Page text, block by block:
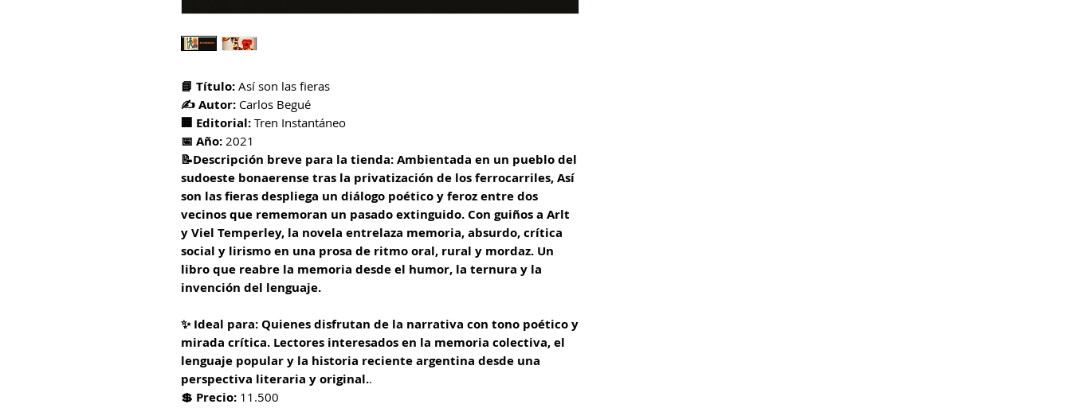
📘 Título: Así son las fieras
✍ Autor: Carlos Begué
🏢 Editorial: Tren Instantáneo
📅 Año: 2021
📝Descripción breve para la tienda: Ambientada en un pueblo del
sudoeste bonaerense tras la privatización de los ferrocarriles, Así
son las fieras despliega un diálogo poético y feroz entre dos
vecinos que rememoran un pasado extinguido. Con guiños a Arlt
y Viel Temperley, la novela entrelaza memoria, absurdo, crítica
social y lirismo en una prosa de ritmo oral, rural y mordaz. Un
libro que reabre la memoria desde el humor, la ternura y la
invención del lenguaje.
✨ Ideal para: Quienes disfrutan de la narrativa con tono poético y
mirada crítica. Lectores interesados en la memoria colectiva, el
lenguaje popular y la historia reciente argentina desde una
perspectiva literaria y original..
💲 Precio: 11.500